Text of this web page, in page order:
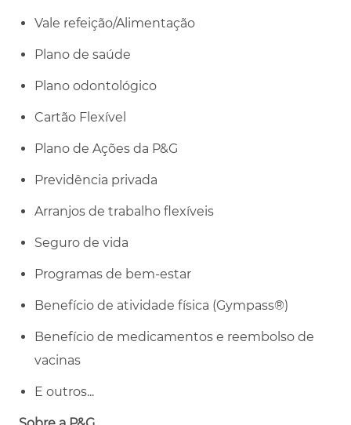
Vale refeição/Alimentação
Plano de saúde
Plano odontológico
Cartão Flexível
Plano de Ações da P&G
Previdência privada
Arranjos de trabalho flexíveis
Seguro de vida
Programas de bem-estar
Benefício de atividade física (Gympass®)
Benefício de medicamentos e reembolso de
vacinas
E outros...